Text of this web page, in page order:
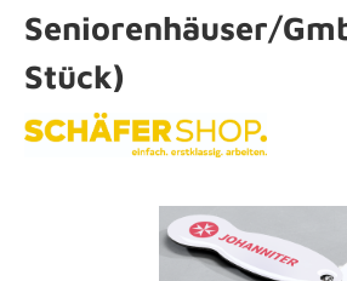
Seniorenhäuser/
Stück)